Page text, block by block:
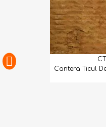
Cantera Ticul